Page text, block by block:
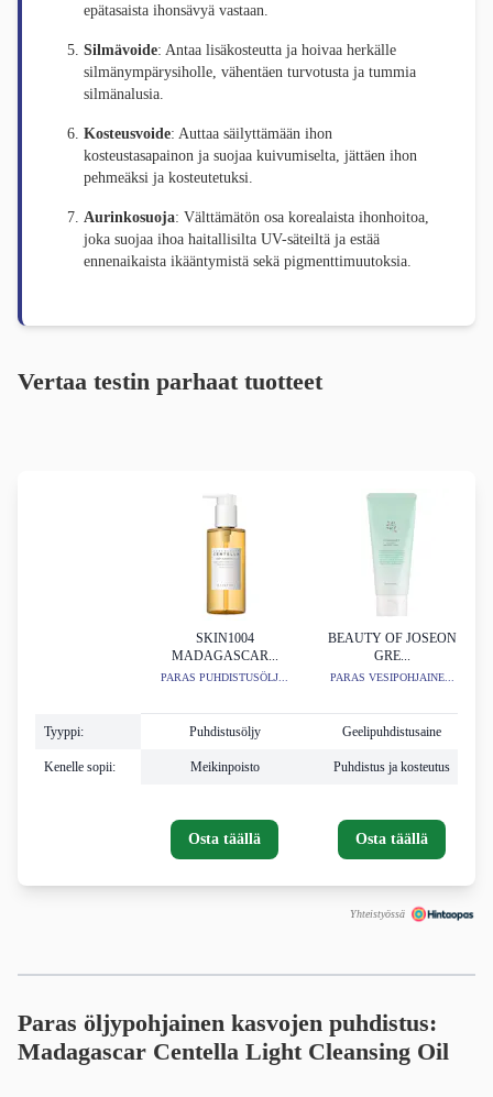
epätasaista ihonsävyä vastaan.
Silmävoide: Antaa lisäkosteutta ja hoivaa herkälle
silmänympärysiholle, vähentäen turvotusta ja tummia
silmänalusia.
Kosteusvoide: Auttaa säilyttämään ihon
kosteustasapainon ja suojaa kuivumiselta, jättäen ihon
pehmeäksi ja kosteutetuksi.
Aurinkosuoja: Välttämätön osa korealaista ihonhoitoa,
joka suojaa ihoa haitallisilta UV-säteiltä ja estää
ennenaikaista ikääntymistä sekä pigmenttimuutoksia.
Vertaa testin parhaat tuotteet
Tyyppi:
Kenelle sopii:
SKIN1004
MADAGASCAR...
PARAS PUHDISTUSÖLJ...
Puhdistusöljy
Meikinpoisto
Osta täällä
BEAUTY OF JOSEON
GRE...
PARAS VESIPOHJAINE...
Geelipuhdistusaine
Puhdistus ja kosteutus
Osta täällä
Yhteistyössä
Paras öljypohjainen kasvojen puhdistus:
Madagascar Centella Light Cleansing Oil